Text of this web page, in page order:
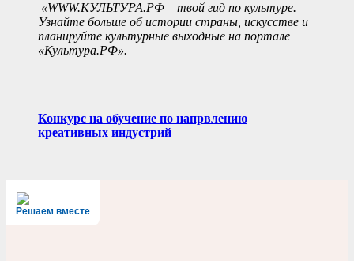
«WWW.КУЛЬТУРА.РФ – твой гид по культуре.
Узнайте больше об истории страны, искусстве и
планируйте культурные выходные на портале
«Культура.РФ».
Конкурс на обучение по напрвлению
креативных индустрий
Решаем вместе